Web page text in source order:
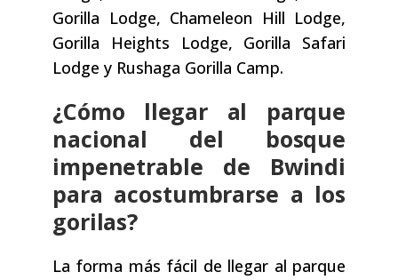
Gorilla Lodge, Chameleon Hill Lodge,
Gorilla Heights Lodge, Gorilla Safari
Lodge y Rushaga Gorilla Camp.
¿Cómo llegar al parque
nacional del bosque
impenetrable de Bwindi
para acostumbrarse a los
gorilas?
La forma más fácil de llegar al parque